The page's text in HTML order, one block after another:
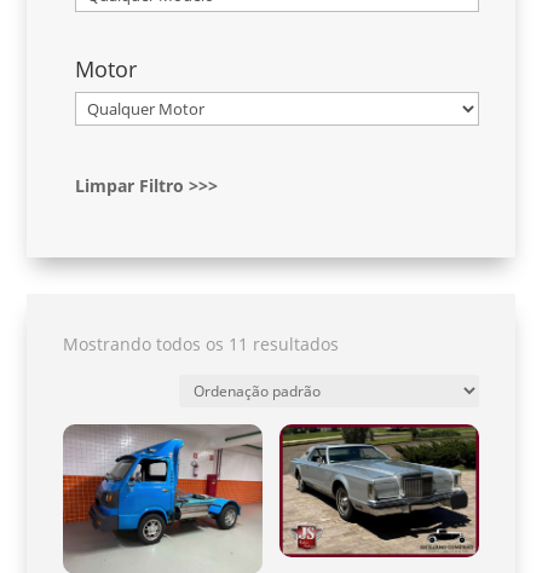
Motor
Limpar Filtro >>>
Mostrando todos os 11 resultados